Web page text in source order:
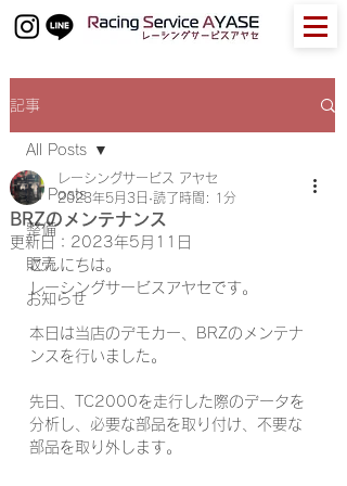
記事
All Posts
整備
販売
お知らせ
All Posts
BRZのメンテナンス
レーシングサービス アヤセ
2023年5月3日 読了時間: 1分
更新日： 2023年5月11日
こんにちは。
レーシングサービスアヤセです。
本日は当店のデモカー、BRZのメンテナ
ンスを行いました。
先日、TC2000を走行した際のデータを
分析し、必要な部品を取り付け、不要な
部品を取り外します。